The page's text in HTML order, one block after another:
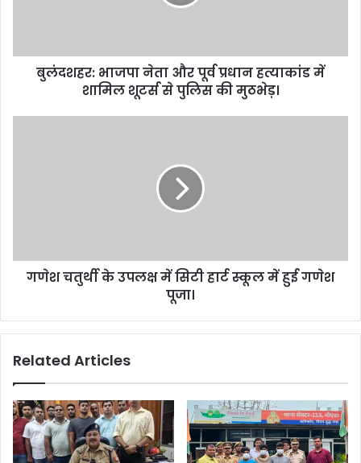
बुलंदशहर: भाजपा नेता और पूर्व प्रधान हत्याकांड में
शामिल शूटर्स से पुलिस की मुठभेड़।
गणेश चतुर्थी के उपलक्ष में सिटी हार्ट स्कूल में हुई गणेश
पूजा।
Related Articles